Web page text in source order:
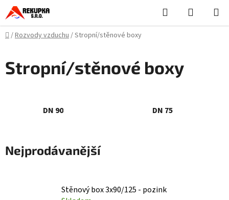
Přejít
na
obsah
Hledat
KOŠÍK
Domů
/Rozvody vzduchu/Stropní/stěnové boxy
Stropní/stěnové boxy
DN 90 DN 75
Nejprodávanější
Stěnový box 3x90/125 - pozink